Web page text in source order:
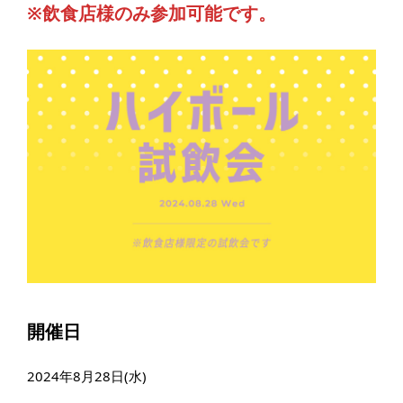
※飲食店様のみ参加可能です。
開催日
2024年8月28日(水)